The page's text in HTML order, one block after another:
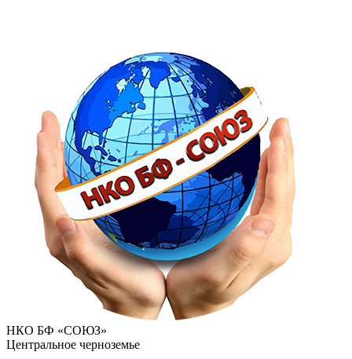
НКО БФ «СОЮЗ»
Центральное черноземье